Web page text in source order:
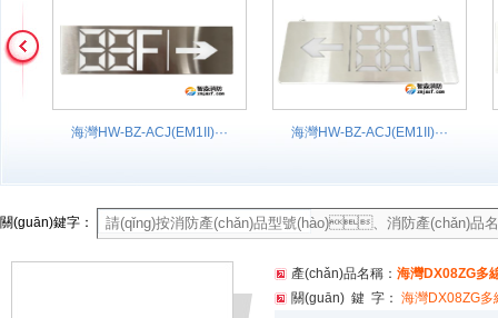
海灣HW-BZ-ACJ(EF1II)··· 海灣HW-D-AC(DC36V/0.···
關(guān)鍵字：
產(chǎn)品名稱： 海灣DX08ZG多
關(guān) 鍵 字： 海灣DX08ZG多